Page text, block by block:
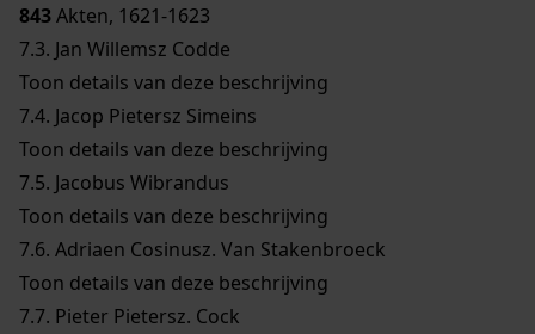
843Akten, 1621-1623
7.3. Jan Willemsz Codde
Toon details van deze beschrijving
7.4. Jacop Pietersz Simeins
Toon details van deze beschrijving
7.5. Jacobus Wibrandus
Toon details van deze beschrijving
7.6. Adriaen Cosinusz. Van Stakenbroeck
Toon details van deze beschrijving
7.7. Pieter Pietersz. Cock